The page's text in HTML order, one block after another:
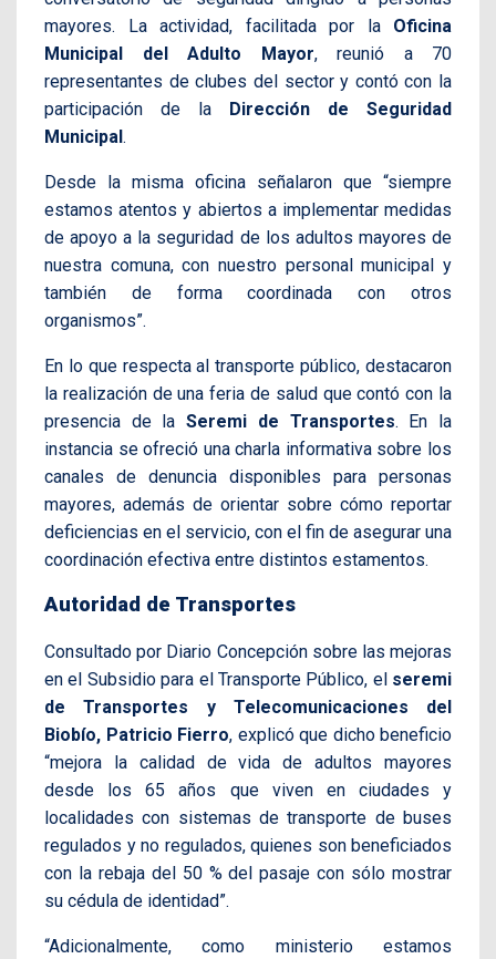
mayores. La actividad, facilitada por la Oficina
Municipal del Adulto Mayor, reunió a 70
representantes de clubes del sector y contó con la
participación de la Dirección de Seguridad
Municipal.
Desde la misma oficina señalaron que “siempre
estamos atentos y abiertos a implementar medidas
de apoyo a la seguridad de los adultos mayores de
nuestra comuna, con nuestro personal municipal y
también de forma coordinada con otros
organismos”.
En lo que respecta al transporte público, destacaron
la realización de una feria de salud que contó con la
presencia de laSeremi de Transportes. En la
instancia se ofreció una charla informativa sobre los
canales de denuncia disponibles para personas
mayores, además de orientar sobre cómo reportar
deficiencias en el servicio, con el fin de asegurar una
coordinación efectiva entre distintos estamentos.
Autoridad de Transportes
Consultado por Diario Concepción sobre las mejoras
en el Subsidio para el Transporte Público, el seremi
de Transportes y Telecomunicaciones del
Biobío, Patricio Fierro, explicó que dicho beneficio
“mejora la calidad de vida de adultos mayores
desde los 65 años que viven en ciudades y
localidades con sistemas de transporte de buses
regulados y no regulados, quienes son beneficiados
con la rebaja del 50 % del pasaje con sólo mostrar
su cédula de identidad”.
“Adicionalmente, como ministerio estamos